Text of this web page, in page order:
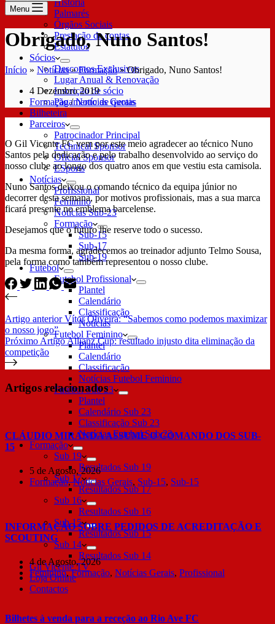
História
Palmarés
Órgãos Sociais
Prestação de contas
Estatutos
Sócios
Descontos Exclusivos
Lugar Anual & Renovação
Inscrição de sócio
Pagamento de quotas
Bilheteira
Parceiros
Patrocinador Principal
Technical Sponsor
Oficial Sponsor
ESports
Notícias
Profissional
Feminino
Notícias Sub-23
Formação
Sub-15
Sub-17
Sub-19
Futebol
Futebol Profissional
Plantel
Calendário
Classificação
Notícias
Futebol Feminino
Plantel
Calendário
Classificação
Notícias Futebol Feminino
Futebol Sub 23
Plantel
Calendário Sub 23
Classificação Sub 23
Notícias Futebol Sub 23
Formação
Sub 19
Resultados Sub 19
Sub 17
Resultados Sub 17
Sub 16
Resultados Sub 16
Sub 15
Resultados Sub 15
Sub 14
Resultados Sub 14
Gil Vicente TV
Loja Online
Contactos
Menu
Obrigado, Nuno Santos!
Início » Notícias»Formação»Obrigado, Nuno Santos!
4 Dezembro 2019
Formação/Notícias Gerais
O Gil Vicente FC vem por este meio agradecer ao técnico Nuno
Santos pela dedicação e pelo trabalho desenvolvido ao serviço do
nosso clube ao longo dos quatro anos em que vestiu esta camisola.
Nuno Santos deixou o comando técnico da equipa júnior no
decorrer desta semana, por motivos profissionais, mas a sua marca
ficará presente no emblema barcelense.
Desejamos que o futuro lhe reserve todo o sucesso.
Da mesma forma, agradecemos ao treinador adjunto Telmo Sousa,
pela forma como também representou o nosso clube.
Artigo anteriorVítor Oliveira: “Sabemos como podemos maximizar
o nosso jogo”
Próximo ArtigoAllianz Cup: resultado injusto dita eliminação da
competição
Artigos relacionados
CLÁUDIO MIRANDA ASSUME O COMANDO DOS SUB-
15
5 de Agosto, 2026
Formação,Notícias Gerais, Sub-15, Sub-15
INFORMAÇÃO SOBRE PEDIDOS DE ACREDITAÇÃO E
SCOUTING
4 de Agosto, 2026
Feminino,Formação, Notícias Gerais, Profissional
Bilhetes à venda para a receção ao Rio Ave FC